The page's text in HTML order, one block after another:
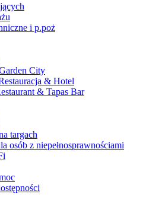
i p.poż
City
& Hotel
& Tapas Bar
targach
osób z niepełnosprawnościami